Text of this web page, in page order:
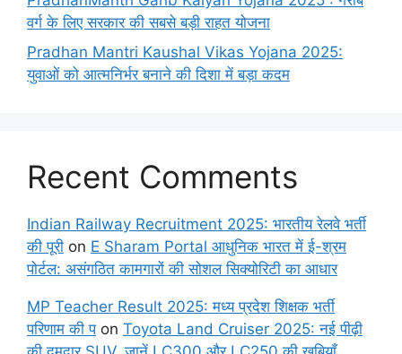
वर्ग के लिए सरकार की सबसे बड़ी राहत योजना
Pradhan Mantri Kaushal Vikas Yojana 2025:
युवाओं को आत्मनिर्भर बनाने की दिशा में बड़ा कदम
Recent Comments
Indian Railway Recruitment 2025: भारतीय रेलवे भर्ती
की पूरी on E Sharam Portal आधुनिक भारत में ई-श्रम
पोर्टल: असंगठित कामगारों की सोशल सिक्योरिटी का आधार
MP Teacher Result 2025: मध्य प्रदेश शिक्षक भर्ती
परिणाम की पon Toyota Land Cruiser 2025: नई पीढ़ी